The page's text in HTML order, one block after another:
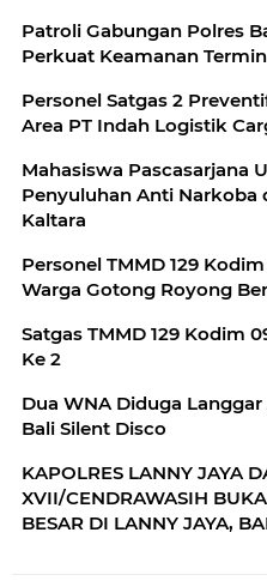
Patroli Gabungan Polres
Perkuat Keamanan
Personel Satgas 2
Area PT Indah Logistik
Mahasiswa Pascasarjana
Penyuluhan Anti Narkoba
Kaltara
Personel TMMD 129
Warga Gotong Royong
Satgas TMMD 129 Kodim
Ke 2
Dua WNA Diduga
Bali Silent Disco
KAPOLRES LANNY JAYA
XVII/CENDRAWASIH
BESAR DI LANNY JAYA,